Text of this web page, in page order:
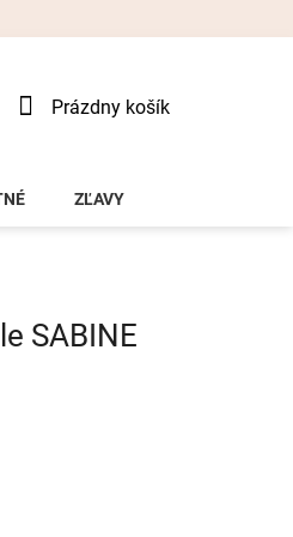
Nákupný
Prázdny košík
ZĽAVY
SABINE